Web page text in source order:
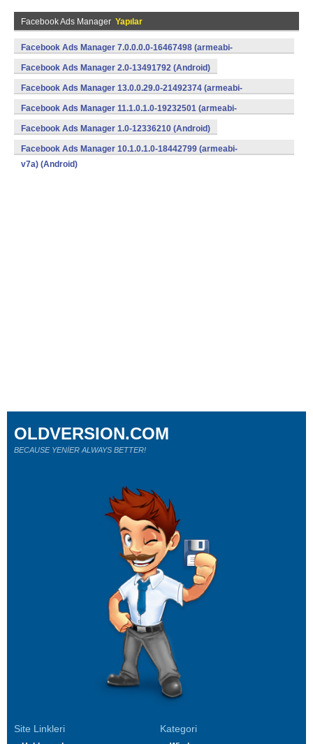
Facebook Ads Manager Yapılar
Facebook Ads Manager 7.0.0.0.0-16467498 (armeabi-
v7a) (Android)
Facebook Ads Manager 2.0-13491792 (Android)
Facebook Ads Manager 13.0.0.29.0-21492374 (armeabi-
v7a) (Android)
Facebook Ads Manager 11.1.0.1.0-19232501 (armeabi-
v7a) (Android)
Facebook Ads Manager 1.0-12336210 (Android)
Facebook Ads Manager 10.1.0.1.0-18442799 (armeabi-
v7a) (Android)
Site Linkleri Kategori
OLDVERSION.COM
BECAUSE YENİER ALWAYS BETTER!